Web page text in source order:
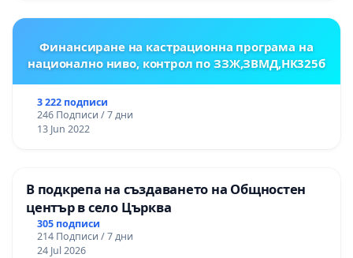
Финансиране на кастрационна програма на
национално ниво, контрол по ЗЗЖ,ЗВМД,НК325б
3 222 подписи
246 Подписи / 7 дни
13 Jun 2022
В подкрепа на създаването на Общностен
център в село Църква
305 подписи
214 Подписи / 7 дни
24 Jul 2026